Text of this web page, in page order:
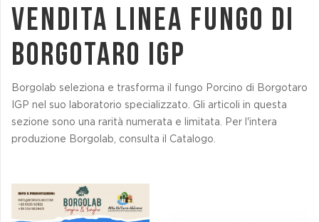
Vendita LINEA FUNGO DI
BORGOTARO IGP
Borgolab seleziona e trasforma il fungo Porcino di Borgotaro
IGP nel suo laboratorio specializzato. Gli articoli in questa
sezione sono una rarità numerata e limitata. Per l'intera
produzione Borgolab, consulta il Catalogo.